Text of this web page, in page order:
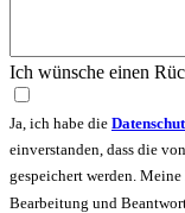
Ich wünsche einen
Ja, ich habe die
einverstanden, dass die
gespeichert werden.
Bearbeitung und